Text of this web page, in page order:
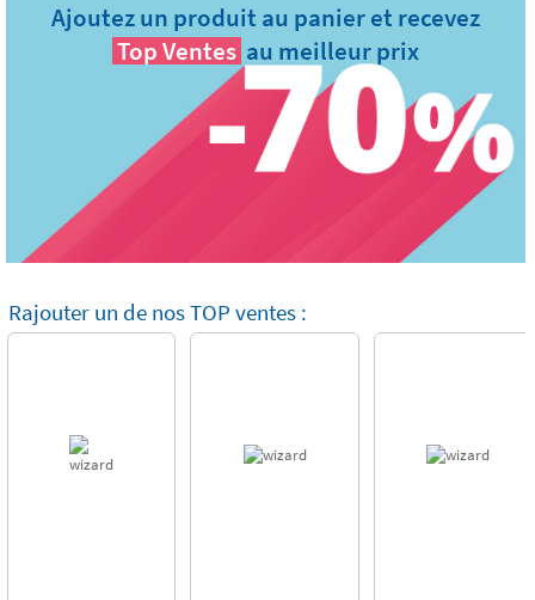
Ajoutez un produit au panier et recevez
Top Ventes au meilleur prix
Rajouter un de nos TOP ventes :